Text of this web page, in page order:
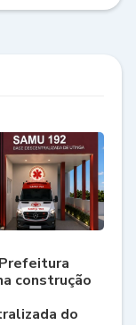
construção
do